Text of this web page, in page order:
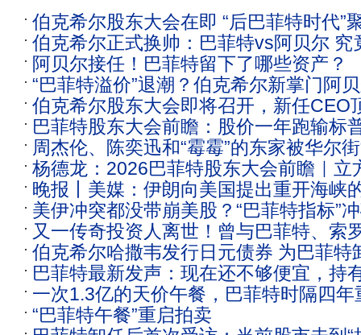
伯克希尔股东大会在即 “后巴菲特时代”
伯克希尔正式换帅：巴菲特vs阿贝尔 究
阿贝尔接任！巴菲特留下了哪些资产？
“巴菲特溢价”退潮？伯克希尔新掌门阿
秀
伯克希尔股东大会即将召开，新任CEO
导问答环节
巴菲特股东大会前瞻：股价一年跑输标
如何赢回投资人的心
周杰伦、陈奕迅和“霉霉”的东家被华尔
上了！获78%溢价收购要约，估值达
音乐巨头为何还值钱？
杨德龙：2026巴菲特股东大会前瞻｜立
晚报丨美媒：伊朗向美国提出重开海峡
迟核谈判；“巴菲特指标”冲破200%关
兆！美股财报季进入关键周：“五巨头”
技：Q1净利润同比增长276.44%；
美伊冲突都没带崩美股？“巴菲特指标”
门槛 似有大跌之兆！
又一传奇投资人离世！曾与巴菲特、索
选为“全球十大顶尖”
伯克希尔哈撒韦发行日元债券 为巴菲特
次
巴菲特最新发声：现在还不够便宜，持
现金在观望
一次1.3亿的天价午餐，巴菲特时隔四年
“巴菲特午餐”重启拍卖